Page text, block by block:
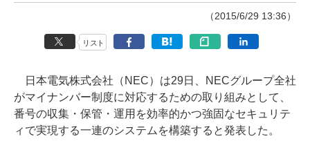
（2015/6/29 13:36）
リスト
日本電気株式会社（NEC）は29日、NECグループ全社
がマイナンバー制度に対応するための取り組みとして、
番号の収集・保管・運用を効率的かつ強固なセキュリテ
ィで実現する一連のシステムを構築すると発表した。